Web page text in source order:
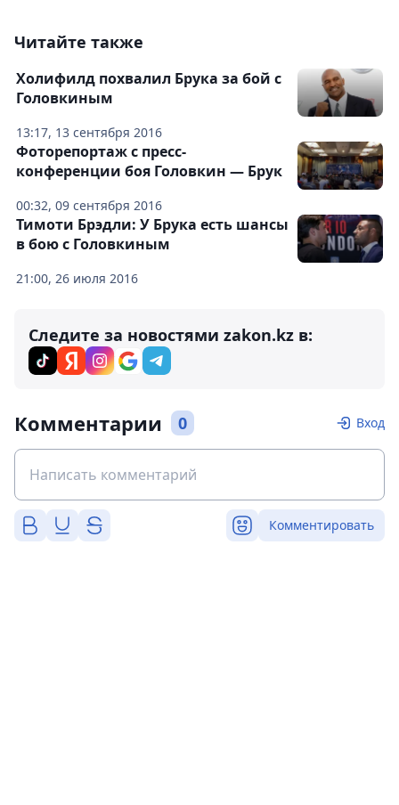
Читайте также
13:17, 13 сентября 2016
Холифилд похвалил Брука за бой с
Головкиным
00:32, 09 сентября 2016
Фоторепортаж с пресс-
конференции боя Головкин — Брук
21:00, 26 июля 2016
Тимоти Брэдли: У Брука есть шансы
в бою с Головкиным
Следите за новостями zakon.kz в:
Комментарии 0 Вход
Комментировать